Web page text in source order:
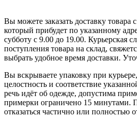
Вы можете заказать доставку товара
который прибудет по указанному
субботу с 9.00 до 19.00. Курьерская
поступления товара на склад,
выбрать удобное время доставки.
Вы вскрываете упаковку при
целостность и соответствие
речь идёт об одежде, допустима
примерки ограничено 15 минутами.
отказаться частично или полностью